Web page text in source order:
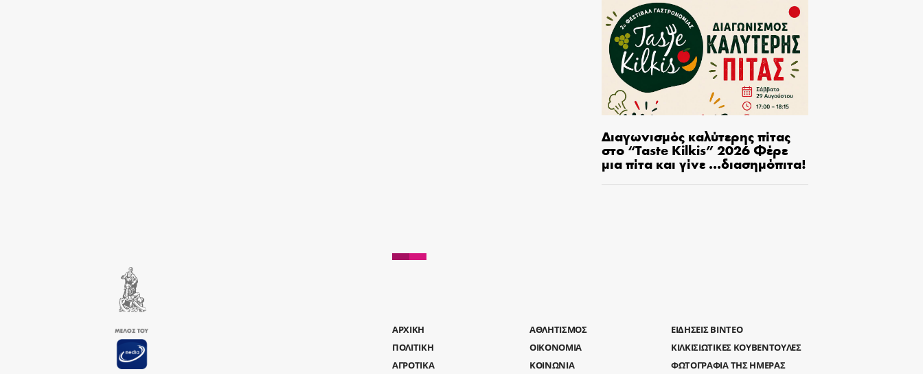
Διαγωνισμός καλύτερης πίτας
στο “Taste Kilkis” 2026 Φέρε
μια πίτα και γίνε …διασημόπιτα!
AΡΧΙΚΗ
ΑΘΛΗΤΙΣΜΟΣ
ΠΟΛΙΤΙΚΗ
ΟΙΚΟΝΟΜΙΑ
ΑΓΡΟΤΙΚΑ
ΚΟΙΝΩΝΙΑ
ΕΙΔΗΣΕΙΣ ΒΙΝΤΕΟ
ΚΙΛΚΙΣΙΩΤΙΚΕΣ ΚΟΥΒΕΝΤΟΥΛΕΣ
ΦΩΤΟΓΡΑΦΙΑ ΤΗΣ ΗΜΕΡΑΣ